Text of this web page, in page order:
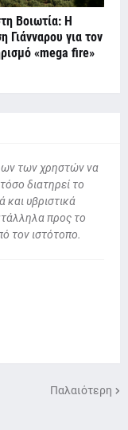
Βοιωτία: Η
Γιάνναρου για τον
«mega fire»
των χρηστών να
διατηρεί το
και υβριστικά
προς το
τον ιστότοπο.
Παλαιότερη